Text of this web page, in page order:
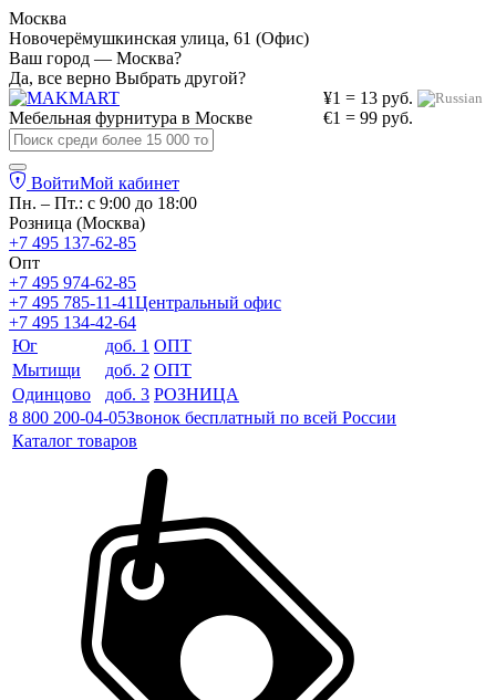
Москва
Новочерёмушкинская улица, 61 (Офис)
Ваш город — Москва?
Да, все верно Выбрать другой?
¥1 = 13 руб.
€1 = 99 руб.
Мебельная фурнитура в Москве
ВойтиМой кабинет
Пн. – Пт.: с 9:00 до 18:00
Розница (Москва)
+7 495 137-62-85
Опт
+7 495 974-62-85
+7 495 785-11-41Центральный офис
+7 495 134-42-64
Юг
доб. 1 ОПТ
Мытищи
доб. 2 ОПТ
Одинцово
доб. 3 РОЗНИЦА
8 800 200-04-05Звонок бесплатный по всей России
Каталог товаров